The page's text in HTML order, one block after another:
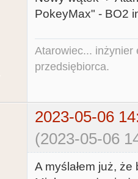
PokeyMax" - BO2
Atarowiec... inżynier
przedsiębiorca.
2023-05-06
(2023-05-06
A myślałem już,